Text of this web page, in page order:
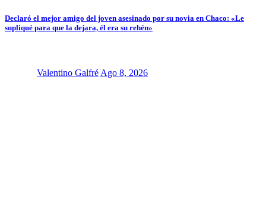
Declaró el mejor amigo del joven asesinado por su novia en Chaco: «Le
supliqué para que la dejara, él era su rehén»
Valentino Galfré Ago 8, 2026